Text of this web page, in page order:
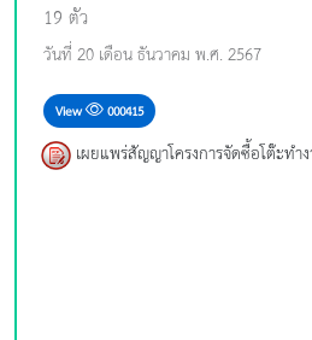
19 ตัว
วันที่ 20 เดือน ธันวาคม พ.ศ. 2567
View 000415
เผยแพร่สัญญาโครงการจัดซื้อโต๊ะท